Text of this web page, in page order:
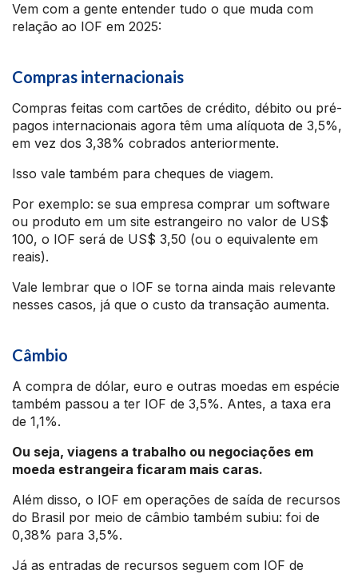
Vem com a gente entender tudo o que muda com
relação ao IOF em 2025:
Compras internacionais
Compras feitas com cartões de crédito, débito ou pré-
pagos internacionais agora têm uma alíquota de 3,5%,
em vez dos 3,38% cobrados anteriormente.
Isso vale também para cheques de viagem.
Por exemplo: se sua empresa comprar um software
ou produto em um site estrangeiro no valor de US$
100, o IOF será de US$ 3,50 (ou o equivalente em
reais).
Vale lembrar que o IOF se torna ainda mais relevante
nesses casos, já que o custo da transação aumenta.
Câmbio
A compra de dólar, euro e outras moedas em espécie
também passou a ter IOF de 3,5%. Antes, a taxa era
de 1,1%.
Ou seja, viagens a trabalho ou negociações em
moeda estrangeira ficaram mais caras.
Além disso, o IOF em operações de saída de recursos
do Brasil por meio de câmbio também subiu: foi de
0,38% para 3,5%.
Já as entradas de recursos seguem com IOF de